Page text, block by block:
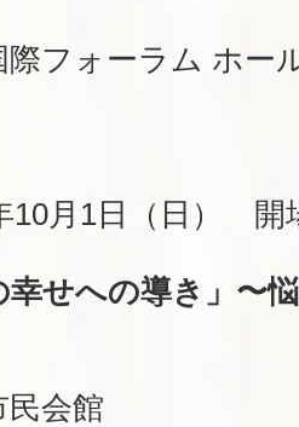
際フォーラム ホー
10月1日（日） 開
幸せへの導き」〜
民会館